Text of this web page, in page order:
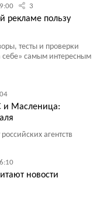
3
рекламе пользу
тесты и проверки
себе» самым интересным
и Масленица:
агентств
новости